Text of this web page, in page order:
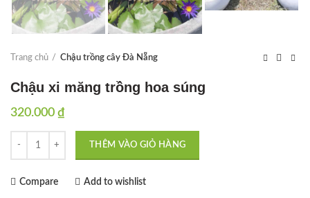
Trang chủ Chậu trồng cây Đà Nẵng
Chậu xi măng trồng hoa súng
320.000 ₫
Chậu xi măng trồng hoa súng số lượng
THÊM VÀO GIỎ HÀNG
Compare Add to wishlist